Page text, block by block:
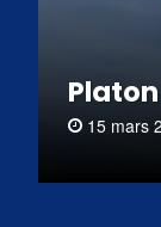
15 mars